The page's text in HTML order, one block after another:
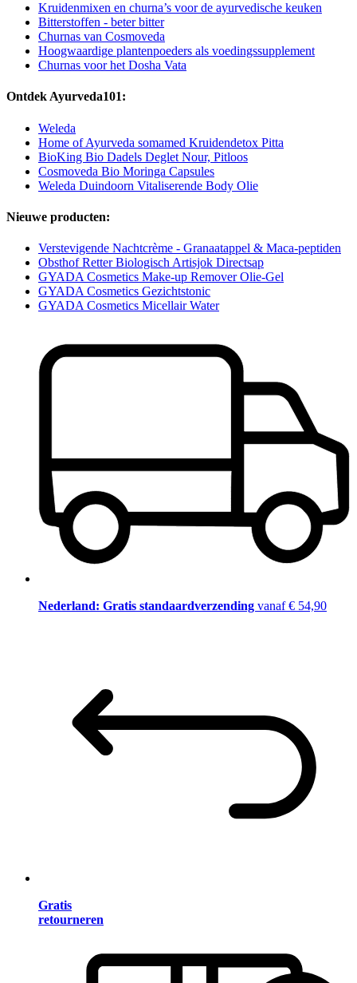
Kruidenmixen en churna’s voor de ayurvedische keuken
Bitterstoffen - beter bitter
Churnas van Cosmoveda
Hoogwaardige plantenpoeders als voedingssupplement
Churnas voor het Dosha Vata
Ontdek Ayurveda101:
Weleda
Home of Ayurveda somamed Kruidendetox Pitta
BioKing Bio Dadels Deglet Nour, Pitloos
Cosmoveda Bio Moringa Capsules
Weleda Duindoorn Vitaliserende Body Olie
Nieuwe producten:
Verstevigende Nachtcrème - Granaatappel & Maca-peptiden
Obsthof Retter Biologisch Artisjok Directsap
GYADA Cosmetics Make-up Remover Olie-Gel
GYADA Cosmetics Gezichtstonic
GYADA Cosmetics Micellair Water
Nederland: Gratis standaardverzending vanaf € 54,90
Gratis
retourneren